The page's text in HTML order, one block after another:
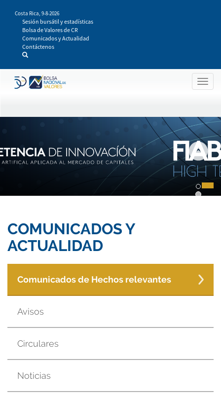
contenido
principal
Costa Rica, 9-8-2026
Sesión bursátil y estadísticas
Bolsa de Valores de CR
Comunicados y Actualidad
Contáctenos
COMUNICADOS Y
ACTUALIDAD
Comunicados de Hechos relevantes
Avisos
Circulares
Noticias